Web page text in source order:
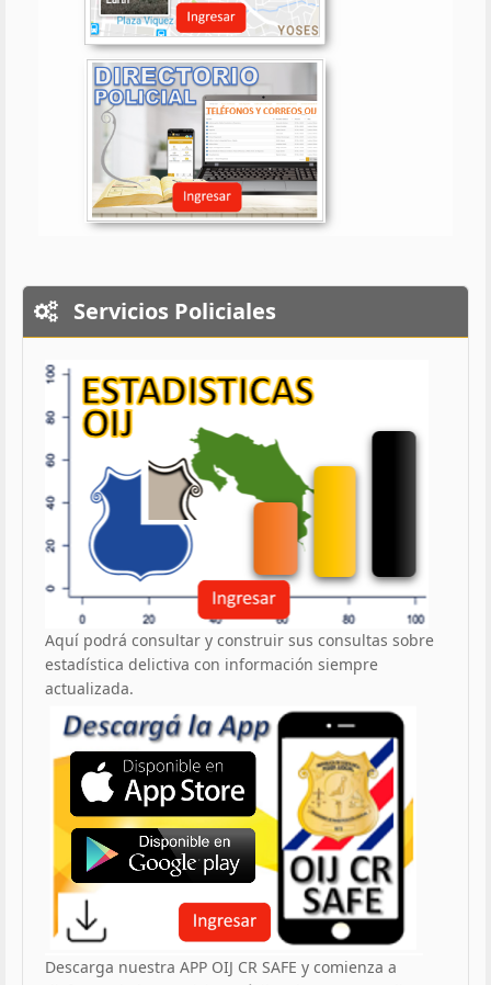
Servicios Policiales
Aquí podrá consultar y construir sus consultas sobre
estadística delictiva con información siempre
actualizada.
Descarga nuestra APP OIJ CR SAFE y comienza a